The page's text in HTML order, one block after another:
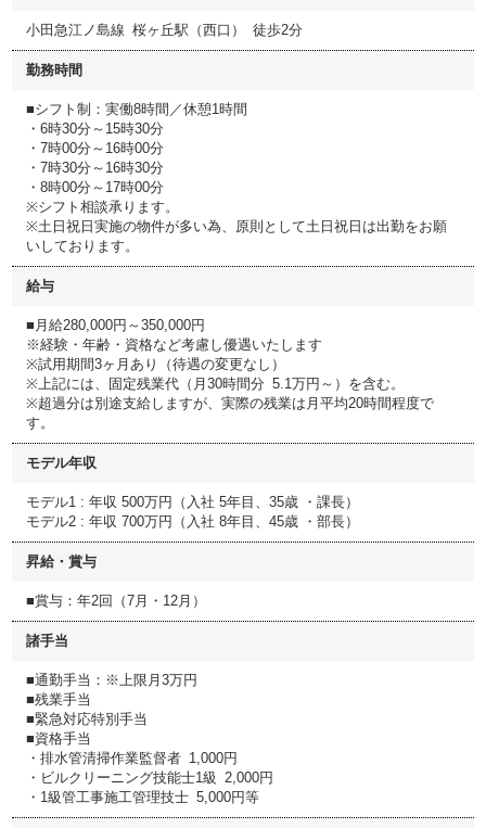
小田急江ノ島線 桜ヶ丘駅（西口） 徒歩2分
勤務時間
■シフト制：実働8時間／休憩1時間
・6時30分～15時30分
・7時00分～16時00分
・7時30分～16時30分
・8時00分～17時00分
※シフト相談承ります。
※土日祝日実施の物件が多い為、原則として土日祝日は出勤をお願
いしております。
給与
■月給280,000円～350,000円
※経験・年齢・資格など考慮し優遇いたします
※試用期間3ヶ月あり（待遇の変更なし）
※上記には、固定残業代（月30時間分 5.1万円～）を含む。
※超過分は別途支給しますが、実際の残業は月平均20時間程度で
す。
モデル年収
モデル1 : 年収 500万円（入社 5年目、35歳 ・課長）
モデル2 : 年収 700万円（入社 8年目、45歳 ・部長）
昇給・賞与
■賞与：年2回（7月・12月）
諸手当
■通勤手当：※上限月3万円
■残業手当
■緊急対応特別手当
■資格手当
・排水管清掃作業監督者 1,000円
・ビルクリーニング技能士1級 2,000円
・1級管工事施工管理技士 5,000円等